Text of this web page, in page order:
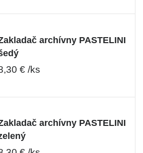
archívny PASTELINI
€ /ks
archívny PASTELINI